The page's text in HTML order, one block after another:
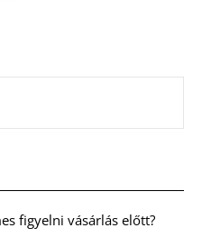
figyelni vásárlás előtt?